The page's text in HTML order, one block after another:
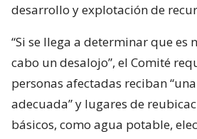
desarrollo y explotación de
“Si se llega a determinar que es
cabo un desalojo”, el Comité
personas afectadas reciban
adecuada” y lugares de
básicos, como agua potable,